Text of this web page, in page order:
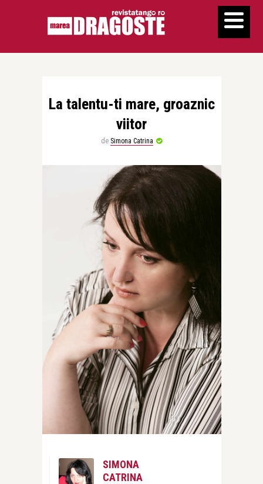
La talentu-ti mare, groaznic
viitor
de Simona Catrina
SIMONA
CATRINA